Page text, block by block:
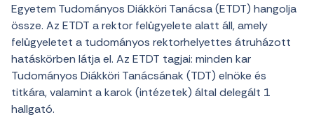
Egyetem Tudományos Diákköri Tanácsa (ETDT) hangolja
össze. Az ETDT a rektor felügyelete alatt áll, amely
felügyeletet a tudományos rektorhelyettes átruházott
hatáskörben látja el. Az ETDT tagjai: minden kar
Tudományos Diákköri Tanácsának (TDT) elnöke és
titkára, valamint a karok (intézetek) által delegált 1
hallgató.